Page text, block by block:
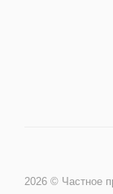
2026 © Частное